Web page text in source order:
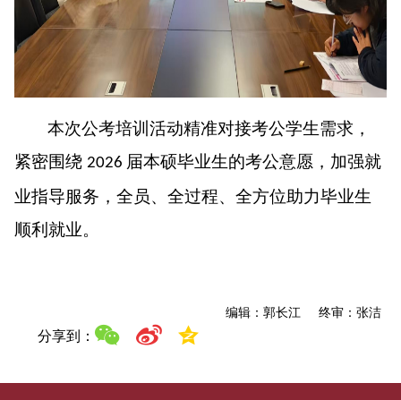
本次公考培训活动精准对接考公学生需求，
紧密围绕 2026 届本硕毕业生的考公意愿，加强就
业指导服务，全员、全过程、全方位助力毕业生
顺利就业。
编辑：郭长江 终审：张洁
分享到：